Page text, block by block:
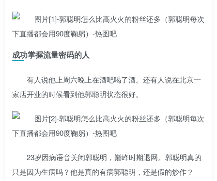
成功掌握流量密码的人
有人说他上周六晚上在酒吧喝了酒。还有人说在北京一
家店开业的时候看到他郭聪明状态很好。
23岁因病语音关闭郭聪明，巅峰时期退网。郭聪明真的
只是因为生病吗？他是真的有病郭聪明，还是假的炒作？